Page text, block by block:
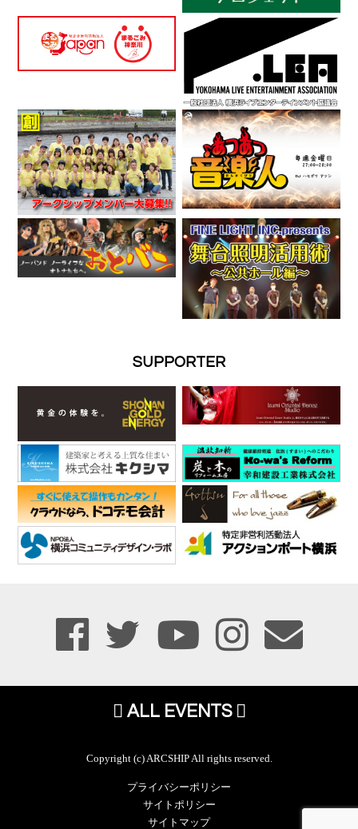
SUPPORTER
ALL EVENTS
Copyright (c) ARCSHIP All rights reserved.
プライバシーポリシー
サイトポリシー
サイトマップ